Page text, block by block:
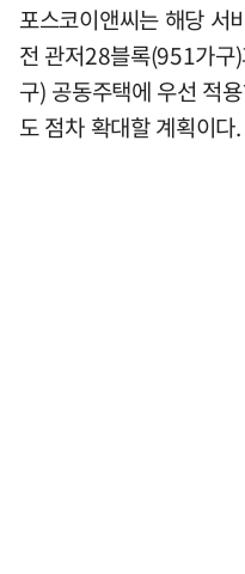
포스코이앤씨는 해당 서
전 관저28블록(951가구
구) 공동주택에 우선 적
도 점차 확대할 계획이다.